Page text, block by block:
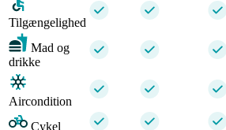
Tilgængelighed
Mad og
drikke
Aircondition
Cykel